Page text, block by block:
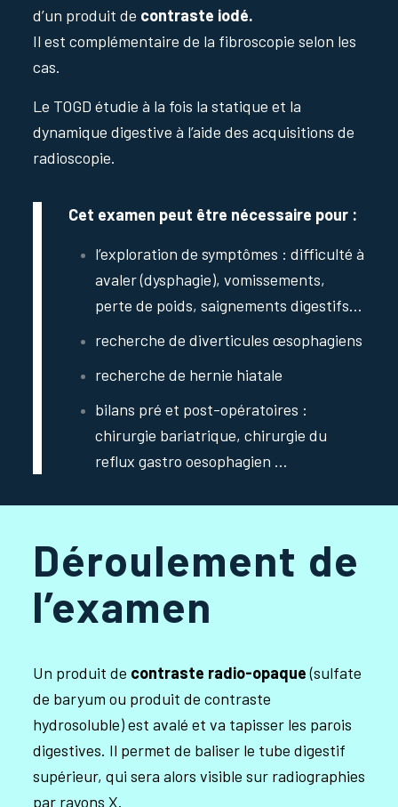
d’un produit de contraste iodé.
Il est complémentaire de la fibroscopie selon les
cas.
Le TOGD étudie à la fois la statique et la
dynamique digestive à l’aide des acquisitions de
radioscopie.
Cet examen peut être nécessaire pour :
l’exploration de symptômes : difficulté à
avaler (dysphagie), vomissements,
perte de poids, saignements digestifs…
recherche de diverticules œsophagiens
recherche de hernie hiatale
bilans pré et post-opératoires :
chirurgie bariatrique, chirurgie du
reflux gastro oesophagien …
Déroulement de
l’examen
Un produit de contraste radio-opaque(sulfate
de baryum ou produit de contraste
hydrosoluble) est avalé et va tapisser les parois
digestives. Il permet de baliser le tube digestif
supérieur, qui sera alors visible sur radiographies
par rayons X.